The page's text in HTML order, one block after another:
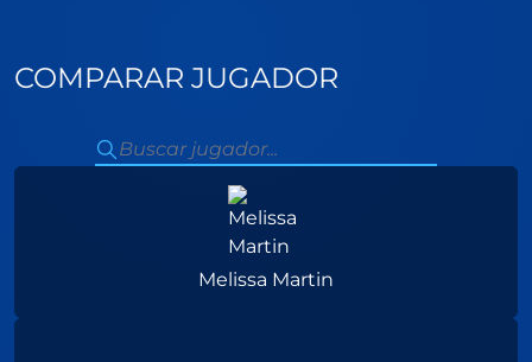
COMPARAR JUGADOR
Melissa Martin